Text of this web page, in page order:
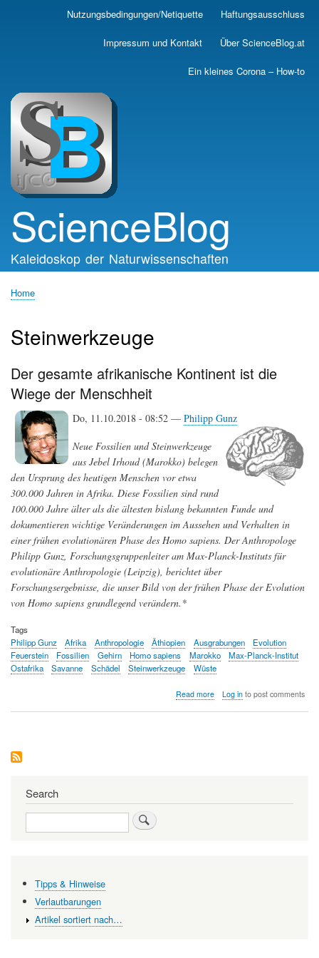
Skip
main
Nutzungsbedingungen/Netiquette Haftungsausschluss
Impressum und Kontakt Über ScienceBlog.at
Ein kleines Corona – How-to
ScienceBlog
Kaleidoskop der Naturwissenschaften
Home
Steinwerkzeuge
Der gesamte afrikanische Kontinent ist die
Wiege der Menschheit
Do, 11.10.2018 - 08:52 — Philipp Gunz
Neue Fossilien und Steinwerkzeuge
aus Jebel Irhoud (Marokko) belegen
den Ursprung des heutigen Menschen vor etwa
300.000 Jahren in Afrika. Diese Fossilien sind rund
100.000 Jahre älter als die ältesten bislang bekannten Funde und
dokumentieren wichtige Veränderungen im Aussehen und Verhalten in
einer frühen evolutionären Phase des Homo sapiens. Der Anthropologe
Philipp Gunz, Forschungsgruppenleiter am Max-Planck-Instituts für
evolutionäre Anthropologie (Leipzig), berichtet über
Forschungsergebnisse, die unser Bild von der frühen Phase der Evolution
von Homo sapiens grundlegend verändern.*
Tags
Philipp Gunz
Afrika Anthropologie Äthiopien Ausgrabungen
Evolution
Feuerstein
Fossilien Gehirn Homo sapiens Marokko
Max-Planck-Institut
Ostafrika
Savanne Schädel Steinwerkzeuge Wüste
Read moreabout
Menschheit
Log into post comments
Search
Search
Tipps & Hinweise
Verlautbarungen
Artikel sortiert nach…